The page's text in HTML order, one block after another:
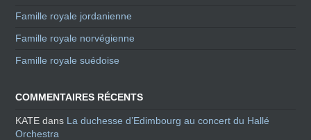
Famille royale jordanienne
Famille royale norvégienne
Famille royale suédoise
COMMENTAIRES RÉCENTS
KATE dans La duchesse d’Edimbourg au concert du Hallé
Orchestra